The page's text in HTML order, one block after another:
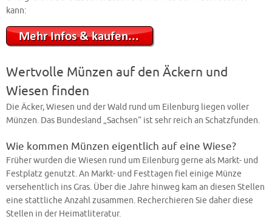
kann:
Wertvolle Münzen auf den Äckern und
Wiesen finden
Die Äcker, Wiesen und der Wald rund um Eilenburg liegen voller
Münzen. Das Bundesland „Sachsen“ ist sehr reich an Schatzfunden.
Wie kommen Münzen eigentlich auf eine Wiese?
Früher wurden die Wiesen rund um Eilenburg gerne als Markt- und
Festplatz genutzt. An Markt- und Festtagen fiel einige Münze
versehentlich ins Gras. Über die Jahre hinweg kam an diesen Stellen
eine stattliche Anzahl zusammen. Recherchieren Sie daher diese
Stellen in der Heimatliteratur.